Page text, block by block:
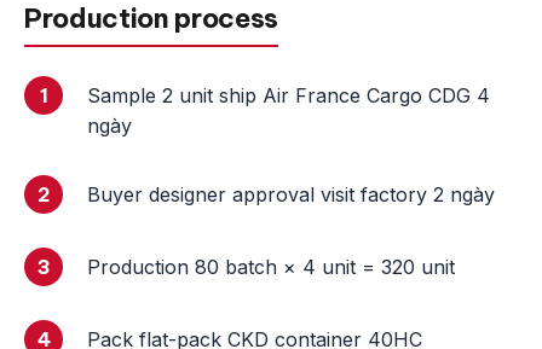
Production process
1
Sample 2 unit ship Air France Cargo CDG 4
ngày
2 Buyer designer approval visit factory 2 ngày
3 Production 80 batch × 4 unit = 320 unit
4 Pack flat-pack CKD container 40HC